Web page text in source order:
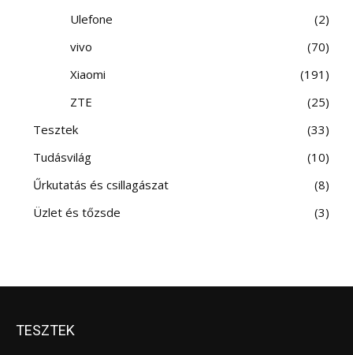
Ulefone
2
vivo
70
Xiaomi
191
ZTE
25
Tesztek
33
Tudásvilág
10
Űrkutatás és csillagászat
8
Üzlet és tőzsde
3
TESZTEK